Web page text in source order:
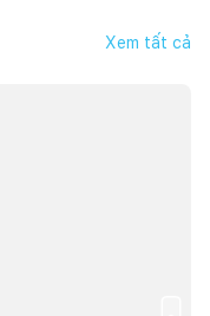
Xem tất cả